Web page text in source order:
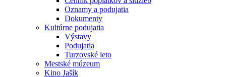
Oznamy a podujatia
Dokumenty
Kultúrne podujatia
Výstavy
Podujatia
Turzovské leto
Mestské múzeum
Kino Jašík